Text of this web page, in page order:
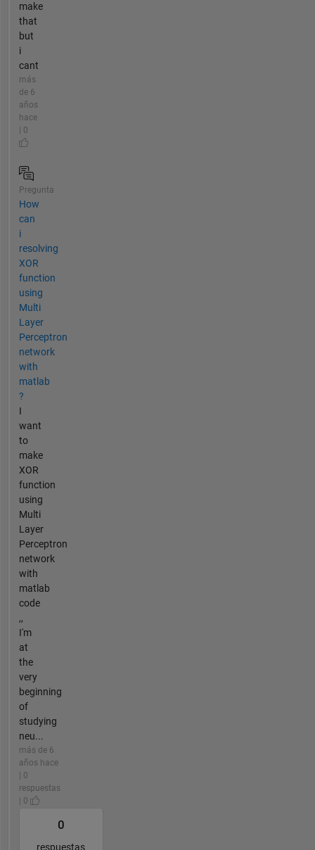
make
that
but
i
cant
más
de 6
años
hace
| 0
Pregunta
How
can
i
resolving
XOR
function
using
Multi
Layer
Perceptron
network
with
matlab
?
I
want
to
make
XOR
function
using
Multi
Layer
Perceptron
network
with
matlab
code
,,
I'm
at
the
very
beginning
of
studying
neu...
más de 6
años hace
| 0
respuestas
| 0
0
respuestas